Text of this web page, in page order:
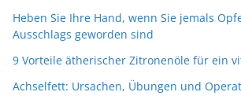
Heben Sie Ihre Hand, wenn Sie jemals
Ausschlags geworden sind
9 Vorteile ätherischer Zitronenöle für ein
Achselfett: Ursachen, Übungen und